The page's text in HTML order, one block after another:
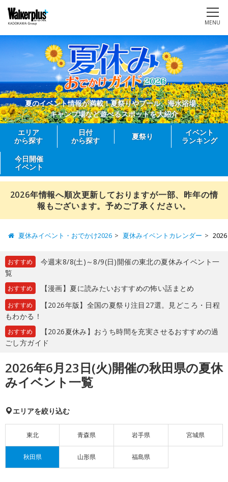
MENU
夏のイベント情報が満載！夏祭りやプール、海水浴場、
キャンプ場など遊べるスポットを大紹介
エリア
から探す
日付
から探す
夏祭り
イベント
ランキング
今日開催
イベント
2026年情報へ順次更新しておりますが一部、昨年の情
報もございます。予めご了承ください。
夏休みイベント・おでかけ2026 夏休みイベントカレンダー
おすすめ
今週末8/8(土)～8/9(日)開催の東北の夏休みイベント一
覧
おすすめ 【漫画】夏に読みたいおすすめの怖い話まとめ
おすすめ
【2026年版】全国の夏祭り注目27選。見どころ・日程
もわかる！
おすすめ
【2026夏休み】おうち時間を充実させるおすすめの過
ごし方ガイド
2026年6月23日(火)開催の秋田県の夏休
みイベント一覧
エリアを絞り込む
東北 青森県 岩手県 宮城県
秋田県 山形県 福島県